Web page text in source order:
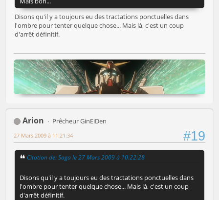
Disons qu'il y a toujours eu des tractations ponctuelles dans
l'ombre pour tenter quelque chose... Mais là, c'est un coup
d'arrêt définitif.
Arion Prêcheur GinEiDen
#19
27 Mars 2009 à 11:21:34
Citation de: Saga le 27 Mars 2009 à 10:22:28
Disons qu'il y a toujours eu des tractations ponctuelles dans
l'ombre pour tenter quelque chose... Mais là, c'est un coup
d'arrêt définitif.